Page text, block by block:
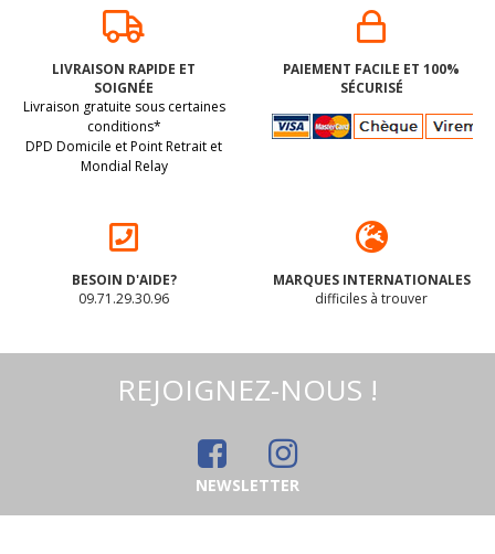
LIVRAISON RAPIDE ET
SOIGNÉE
Livraison gratuite sous certaines
conditions*
DPD Domicile et Point Retrait et
Mondial Relay
PAIEMENT FACILE ET 100%
SÉCURISÉ
BESOIN D'AIDE?
09.71.29.30.96
MARQUES INTERNATIONALES
difficiles à trouver
REJOIGNEZ-NOUS !
NEWSLETTER